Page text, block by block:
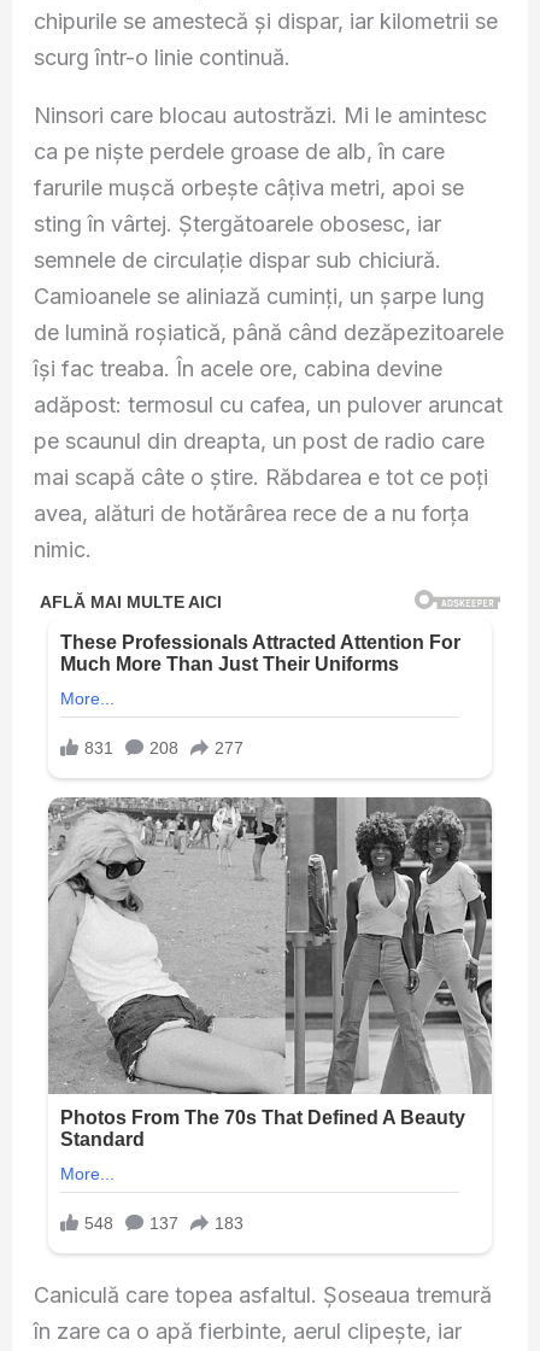
chipurile se amestecă și dispar, iar kilometrii se
scurg într-o linie continuă.
Ninsori care blocau autostrăzi. Mi le amintesc
ca pe niște perdele groase de alb, în care
farurile mușcă orbește câțiva metri, apoi se
sting în vârtej. Ștergătoarele obosesc, iar
semnele de circulație dispar sub chiciură.
Camioanele se aliniază cuminți, un șarpe lung
de lumină roșiatică, până când dezăpezitoarele
își fac treaba. În acele ore, cabina devine
adăpost: termosul cu cafea, un pulover aruncat
pe scaunul din dreapta, un post de radio care
mai scapă câte o știre. Răbdarea e tot ce poți
avea, alături de hotărârea rece de a nu forța
nimic.
Caniculă care topea asfaltul. Șoseaua tremură
în zare ca o apă fierbinte, aerul clipește, iar